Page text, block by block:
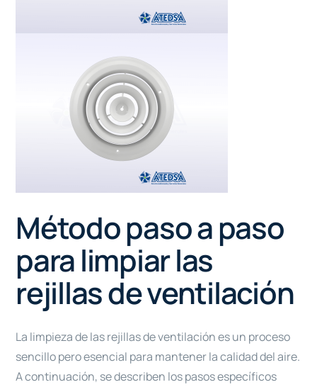
Método paso a paso
para limpiar las
rejillas de ventilación
La limpieza de las rejillas de ventilación es un proceso
sencillo pero esencial para mantener la calidad del aire.
A continuación, se describen los pasos específicos